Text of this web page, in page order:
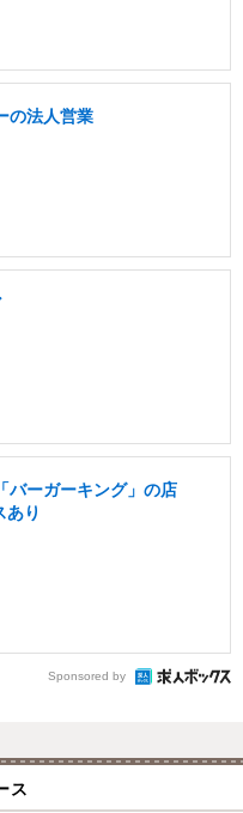
の法人営業
バーガーキング」の店
あり
Sponsored by
ス